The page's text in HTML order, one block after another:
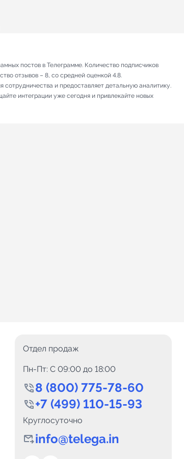
постов в Телеграмме. Количество подписчиков
отзывов – 8, со средней оценкой 4.8.
и предоставляет детальную аналитику.
интеграции уже сегодня и привлекайте новых
Отдел продаж
Пн-Пт: C 09:00 до 18:00
8 (800) 775-78-60
+7 (499) 110-15-93
Круглосуточно
info@telega.in